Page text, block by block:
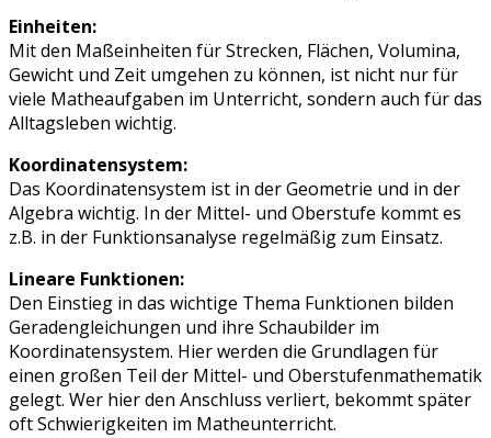
Einheiten:
Mit den Maßeinheiten für Strecken, Flächen, Volumina,
Gewicht und Zeit umgehen zu können, ist nicht nur für
viele Matheaufgaben im Unterricht, sondern auch für das
Alltagsleben wichtig.
Koordinatensystem:
Das Koordinatensystem ist in der Geometrie und in der
Algebra wichtig. In der Mittel- und Oberstufe kommt es
z.B. in der Funktionsanalyse regelmäßig zum Einsatz.
Lineare Funktionen:
Den Einstieg in das wichtige Thema Funktionen bilden
Geradengleichungen und ihre Schaubilder im
Koordinatensystem. Hier werden die Grundlagen für
einen großen Teil der Mittel- und Oberstufenmathematik
gelegt. Wer hier den Anschluss verliert, bekommt später
oft Schwierigkeiten im Matheunterricht.